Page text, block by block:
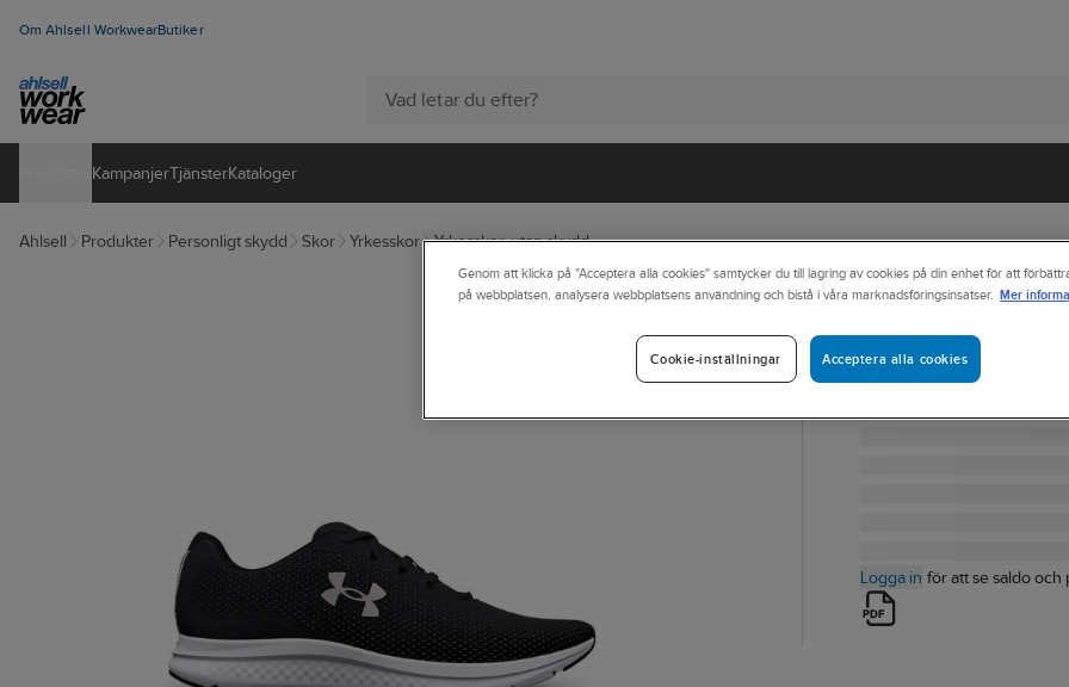
Om Ahlsell WorkwearButiker
KampanjerTjänsterKataloger
Ahlsell Produkter Personligt skydd Skor Yrkesskor Yrkesskor, utan skydd
UNDER ARMOUR
Yrkessko
YRKESSKO UNDER
Logga in för att se saldo och
Genom att klicka på "Acceptera alla cookies" samtycker du till lagring av cookies på din enhet för att
på webbplatsen, analysera webbplatsens användning och bistå i våra marknadsföringsinsatser. Mer
Acceptera alla cookies
Cookie-inställningar